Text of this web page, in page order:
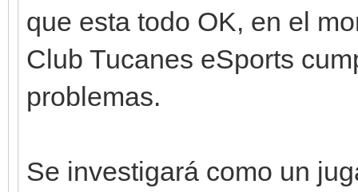
que esta todo OK, en el
Club Tucanes eSports
problemas.
Se investigará como un